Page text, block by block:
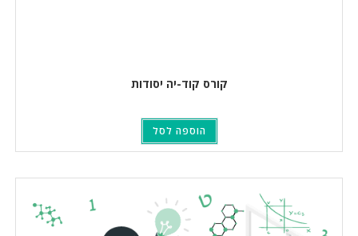
קורס קוד-יה יסודות
הוספה לסל